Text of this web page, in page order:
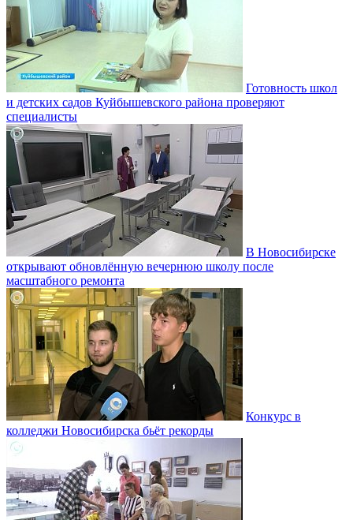
Готовность школ
и детских садов Куйбышевского района проверяют
специалисты
В Новосибирске
открывают обновлённую вечернюю школу после
масштабного ремонта
Конкурс в
колледжи Новосибирска бьёт рекорды